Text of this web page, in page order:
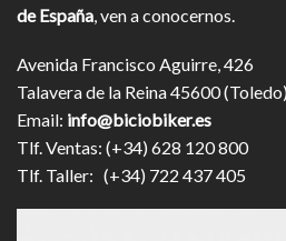
de España, ven a conocernos.
Avenida Francisco Aguirre, 426
Talavera de la Reina 45600 (Toledo)
Email: info@biciobiker.es
Tlf. Ventas: (+34) 628 120 800
Tlf. Taller: (+34) 722 437 405